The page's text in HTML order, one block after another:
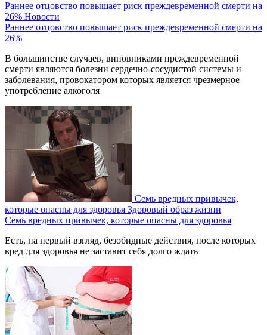
Раннее отцовство повышает риск преждевременной смерти на
26% Новости
Раннее отцовство повышает риск преждевременной смерти на
26%
В большинстве случаев, виновниками преждевременной
смерти являются болезни сердечно-сосудистой системы и
заболевания, провокатором которых является чрезмерное
употребление алкоголя
Семь вредных привычек,
которые опасны для здоровья Здоровый образ жизни
Семь вредных привычек, которые опасны для здоровья
Есть, на первый взгляд, безобидные действия, после которых
вред для здоровья не заставит себя долго ждать